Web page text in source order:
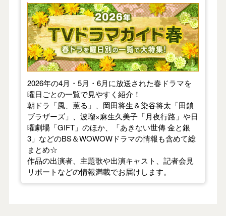
【2026年春】TVドラマガイド
2026年の4月・5月・6月に放送された春ドラマを
曜日ごとの一覧で見やすく紹介！
朝ドラ「風、薫る」、岡田将生＆染谷将太「田鎖
ブラザーズ」、波瑠×麻生久美子「月夜行路」や日
曜劇場「GIFT」のほか、「あきない世傳 金と銀
3」などのBS＆WOWOWドラマの情報も含めて総
まとめ☆
作品の出演者、主題歌や出演キャスト、記者会見
リポートなどの情報満載でお届けします。